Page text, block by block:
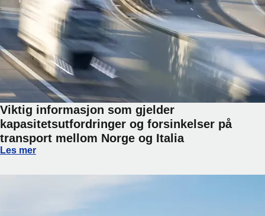
Viktig informasjon som gjelder
kapasitetsutfordringer og forsinkelser på
transport mellom Norge og Italia
Viktig informasjon som gjelder kapasitetsutfordringer og
Les mer